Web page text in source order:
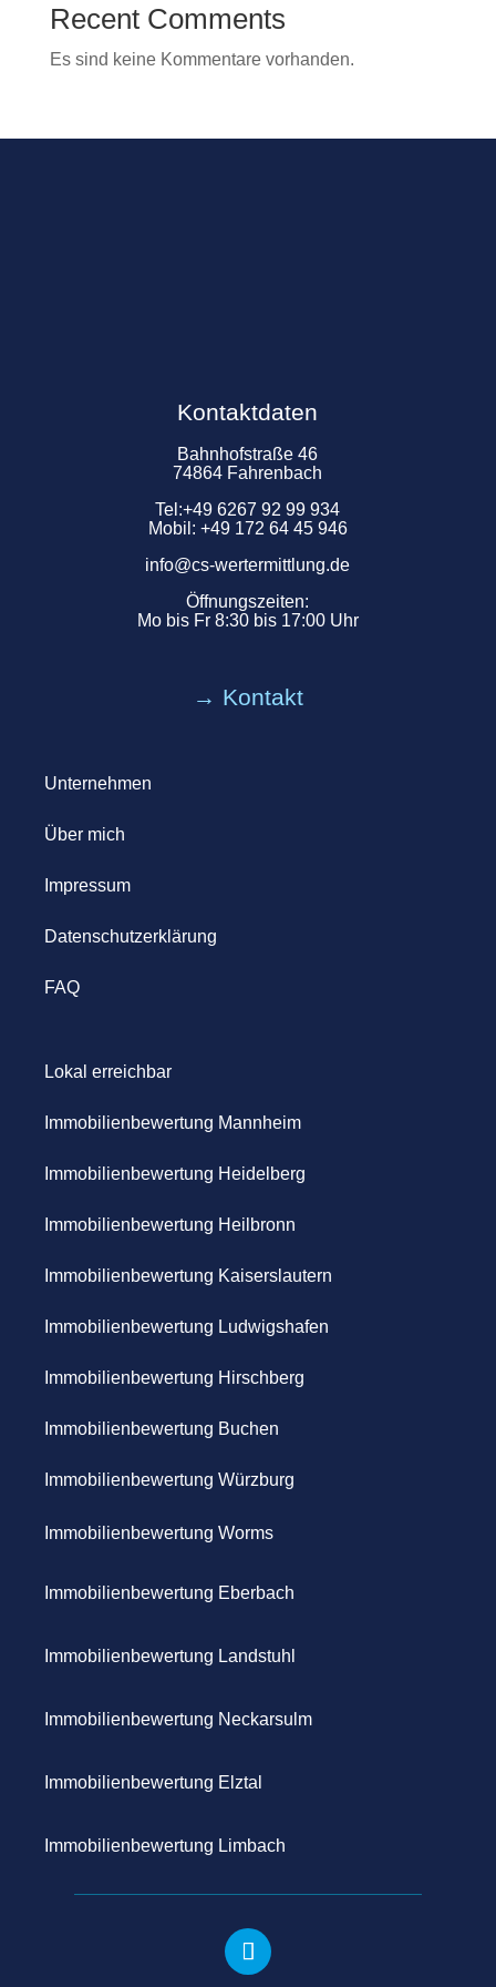
Recent Comments
Es sind keine Kommentare vorhanden.
Kontaktdaten
Bahnhofstraße 46
74864 Fahrenbach
Tel:+49 6267 92 99 934
Mobil: +49 172 64 45 946
info@cs-wertermittlung.de
Öffnungszeiten:
Mo bis Fr 8:30 bis 17:00 Uhr
→ Kontakt
Unternehmen
Über mich
Impressum
Datenschutzerklärung
FAQ
Lokal erreichbar
Immobilienbewertung Mannheim
Immobilienbewertung Heidelberg
Immobilienbewertung Heilbronn
Immobilienbewertung Kaiserslautern
Immobilienbewertung Ludwigshafen
Immobilienbewertung Hirschberg
Immobilienbewertung Buchen
Immobilienbewertung Würzburg
Immobilienbewertung Worms
Immobilienbewertung Eberbach
Immobilienbewertung Landstuhl
Immobilienbewertung Neckarsulm
Immobilienbewertung Elztal
Immobilienbewertung Limbach